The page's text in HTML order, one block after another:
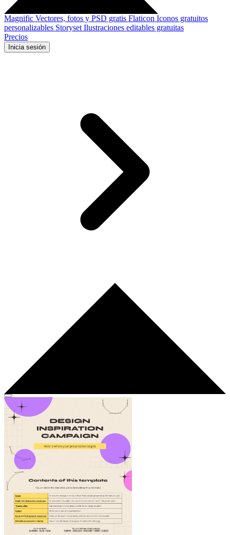
Magnific Vectores, fotos y PSD gratis Flaticon Iconos gratuitos
personalizables Storyset Ilustraciones editables gratuitas
Precios
Inicia sesión